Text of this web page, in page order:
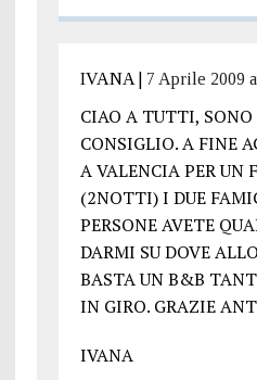
IVANA 7 Aprile 2009
CIAO A TUTTI, SONO
CONSIGLIO. A FINE
A VALENCIA PER UN
(2NOTTI) I DUE
PERSONE AVETE
DARMI SU DOVE
BASTA UN B&B
IN GIRO. GRAZIE
IVANA